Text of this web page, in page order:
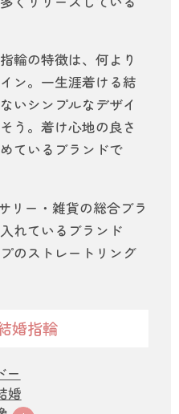
輪の特徴は、何より
ン。一生涯着ける結
いシンプルなデザイ
う。着け心地の良さ
ているブランドで
リー・雑貨の総合ブラ
れているブランド
のストレートリング
婚指輪